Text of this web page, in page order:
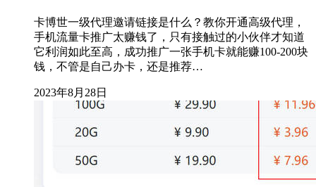
卡博世一级代理邀请链接是什么？教你开通高级代理，
手机流量卡推广太赚钱了，只有接触过的小伙伴才知道
它利润如此至高，成功推广一张手机卡就能赚100-200块
钱，不管是自己办卡，还是推荐…
2023年8月28日